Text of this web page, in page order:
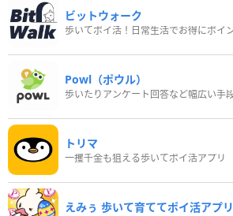
ビットウォーク
Powl（ポウル）
トリマ
一攫千金も狙える歩いてポイ活アプリ
えみぅ 歩いて育ててポイ活アプリ